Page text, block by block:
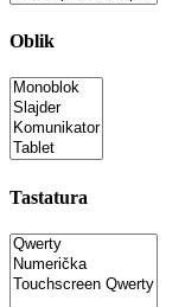
Oblik
Tastatura